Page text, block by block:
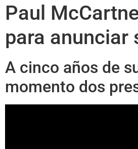
Paul
para anunciar
A cinco años de
momento dos